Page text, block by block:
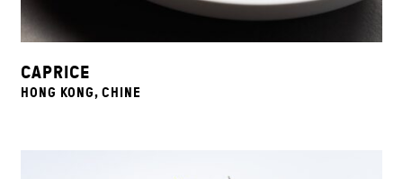
CAPRICE
HONG KONG, CHINE